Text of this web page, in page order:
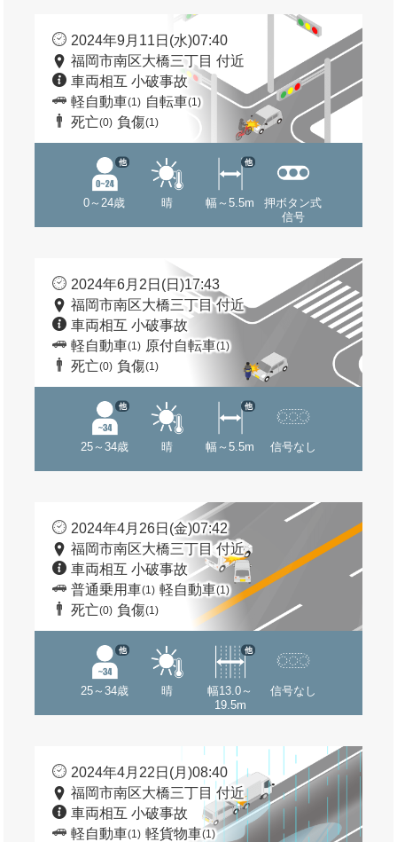
2024年9月11日(水)07:40
福岡市南区大橋三丁目 付近
車両相互 小破事故
軽自動車(1) 自転車(1)
死亡(0) 負傷(1)
0～24歳
他
晴 幅～5.5m
他
押ボタン式
信号
2024年6月2日(日)17:43
福岡市南区大橋三丁目 付近
車両相互 小破事故
軽自動車(1) 原付自転車(1)
死亡(0) 負傷(1)
25～34歳
他
晴 幅～5.5m
他
信号なし
2024年4月26日(金)07:42
福岡市南区大橋三丁目 付近
車両相互 小破事故
普通乗用車(1) 軽自動車(1)
死亡(0) 負傷(1)
25～34歳
他
晴
幅13.0～
19.5m
他
信号なし
2024年4月22日(月)08:40
福岡市南区大橋三丁目 付近
車両相互 小破事故
軽自動車(1) 軽貨物車(1)